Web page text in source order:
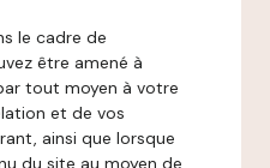
le cadre de
être amené à
tout moyen à votre
et de vos
ainsi que lorsque
du site au moyen de